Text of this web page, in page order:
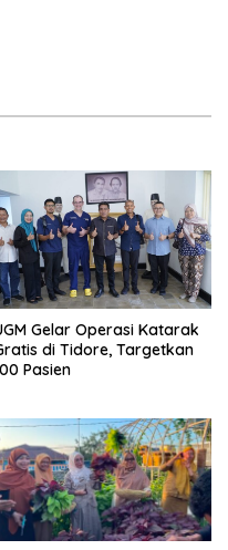
Gelar Operasi Katarak
di Tidore, Targetkan
Pasien